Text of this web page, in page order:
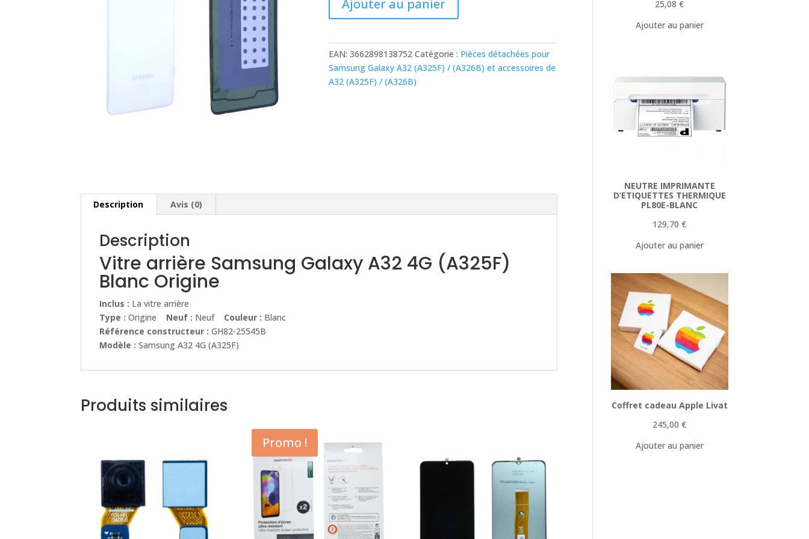
Samsung
Galaxy
A32
Ajouter au panier
EAN:3662898138752 Catégorie : Pièces détachées pour
Samsung Galaxy A32 (A325F) / (A326B) et accessoires de
A32 (A325F) / (A326B)
Description Avis (0)
Description
Vitre arrière Samsung Galaxy A32 4G (A325F)
Blanc Origine
Inclus : La vitre arrière
Type : Origine Neuf : Neuf Couleur : Blanc
Référence constructeur :GH82-25545B
Modèle : Samsung A32 4G (A325F)
Produits similaires
Promo !
25,08€
Ajouter au panier
NEUTRE IMPRIMANTE
D’ETIQUETTES THERMIQUE
PL80E-BLANC
129,70€
Ajouter au panier
Coffret cadeau Apple Livat
245,00€
Ajouter au panier